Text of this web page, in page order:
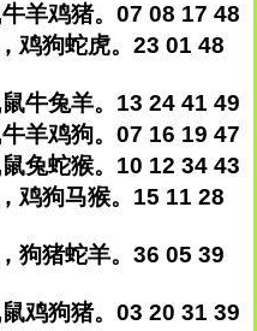
羊鸡猪。07 08 17 48
鸡狗蛇虎。23 01 48
牛兔羊。13 24 41 49
羊鸡狗。07 16 19 47
兔蛇猴。10 12 34 43
鸡狗马猴。15 11 28
狗猪蛇羊。36 05 39
鸡狗猪。03 20 31 39